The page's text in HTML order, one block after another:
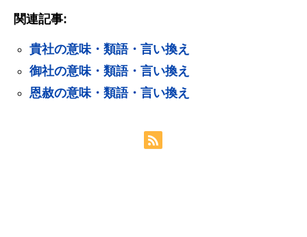
関連記事:
貴社の意味・類語・言い換え
御社の意味・類語・言い換え
恩赦の意味・類語・言い換え